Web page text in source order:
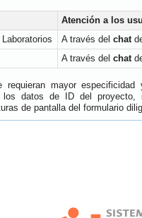
Atención a los
A través del chat
A través del chat
requieran mayor
los datos de ID del proyecto,
de pantalla del formulario